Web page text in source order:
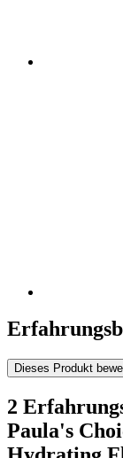
Dieses Produkt
2
Paula's